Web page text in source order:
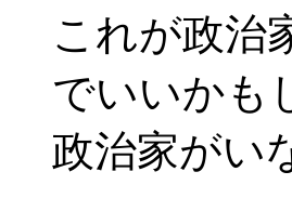
これが政治
でいいかも
政治家がい